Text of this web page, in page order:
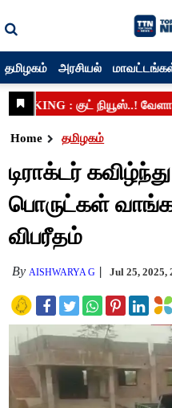
தமிழகம் அரசியல்
Home தமிழகம்
டிராக்டர்
பொருட்கள்
விபரீதம்
By AISHWARYA G Jul 25, 2025,